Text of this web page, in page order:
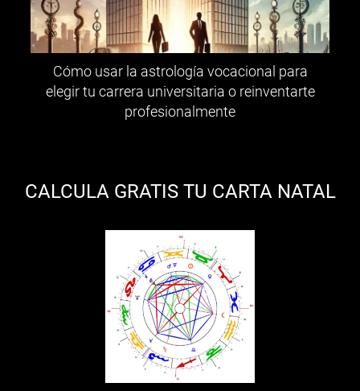
Cómo usar la astrología vocacional para
elegir tu carrera universitaria o reinventarte
profesionalmente
CALCULA GRATIS TU CARTA NATAL